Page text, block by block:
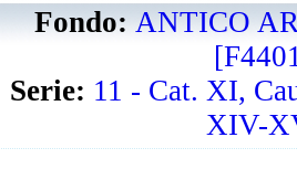
Fondo:ANTICO
Serie: 11 - Cat. XI,
XIV-